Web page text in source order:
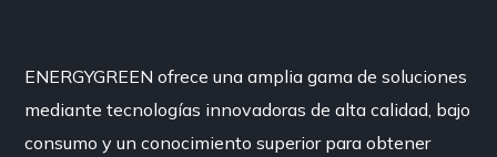
ENERGYGREEN ofrece una amplia gama de soluciones
mediante tecnologías innovadoras de alta calidad, bajo
consumo y un conocimiento superior para obtener